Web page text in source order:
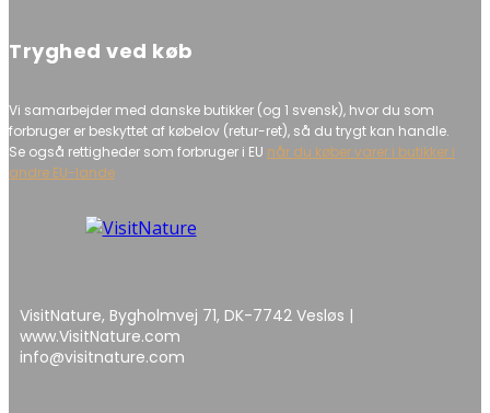
Tryghed ved køb
Vi samarbejder med danske butikker (og 1 svensk), hvor du som
forbruger er beskyttet af købelov (retur-ret), så du trygt kan handle.
Se også rettigheder som forbruger i EU når du køber varer i butikker i
andre EU-lande
VisitNature, Bygholmvej 71, DK-7742 Vesløs |
www.VisitNature.com
info@visitnature.com